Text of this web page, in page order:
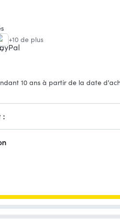
+10 de plus
10 ans à partir de la date
: